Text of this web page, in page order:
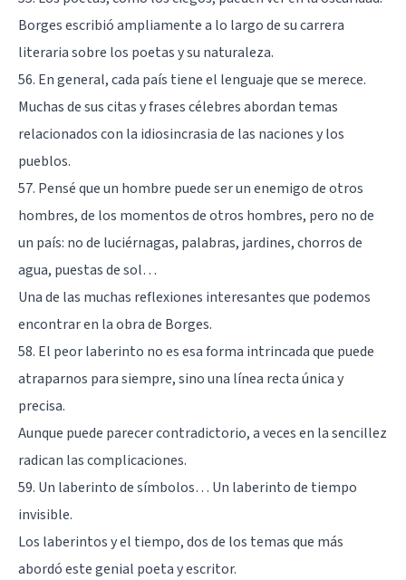
Borges escribió ampliamente a lo largo de su carrera
literaria sobre los poetas y su naturaleza.
56. En general, cada país tiene el lenguaje que se merece.
Muchas de sus citas y frases célebres abordan temas
relacionados con la idiosincrasia de las naciones y los
pueblos.
57. Pensé que un hombre puede ser un enemigo de otros
hombres, de los momentos de otros hombres, pero no de
un país: no de luciérnagas, palabras, jardines, chorros de
agua, puestas de sol…
Una de las muchas reflexiones interesantes que podemos
encontrar en la obra de Borges.
58. El peor laberinto no es esa forma intrincada que puede
atraparnos para siempre, sino una línea recta única y
precisa.
Aunque puede parecer contradictorio, a veces en la sencillez
radican las complicaciones.
59. Un laberinto de símbolos… Un laberinto de tiempo
invisible.
Los laberintos y el tiempo, dos de los temas que más
abordó este genial poeta y escritor.